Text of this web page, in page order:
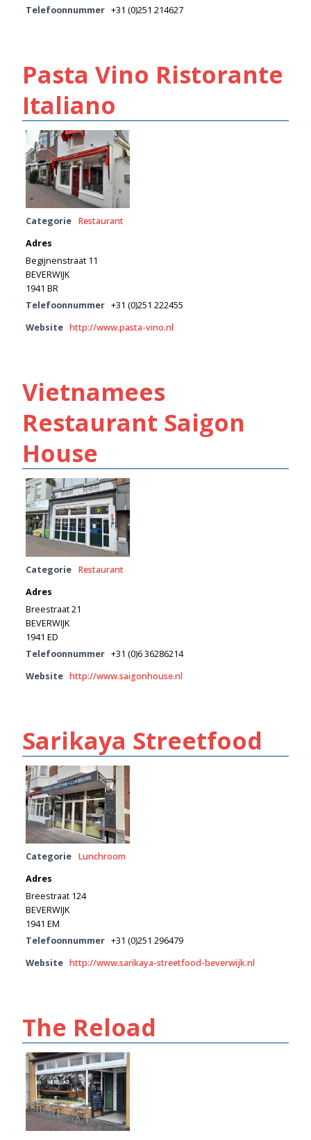
Telefoonnummer +31 (0)251 214627
Pasta Vino Ristorante
Italiano
Categorie Restaurant
Adres
Begijnenstraat 11
BEVERWIJK
1941 BR
Telefoonnummer +31 (0)251 222455
Website http://www.pasta-vino.nl
Vietnamees
Restaurant Saigon
House
Categorie Restaurant
Adres
Breestraat 21
BEVERWIJK
1941 ED
Telefoonnummer +31 (0)6 36286214
Website http://www.saigonhouse.nl
Sarikaya Streetfood
Categorie Lunchroom
Adres
Breestraat 124
BEVERWIJK
1941 EM
Telefoonnummer +31 (0)251 296479
Website http://www.sarikaya-streetfood-beverwijk.nl
The Reload